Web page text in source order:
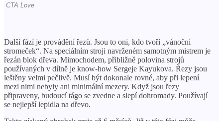
Další fází je provádění řezů. Jsou to oni, kdo tvoří „vánoční
stromeček“. Na speciálním stroji navrženém samotným mistrem je
řezán blok dřeva. Mimochodem, přibližně polovina strojů
používaných v dílně je know-how Sergeje Kayukova. Řezy jsou
leštěny velmi pečlivě. Musí být dokonale rovné, aby při lepení
mezi nimi nebyly ani minimální mezery. Když jsou řezy
připraveny, budoucí tágo se zvedne a slepí dohromady. Používají
se nejlepší lepidla na dřevo.